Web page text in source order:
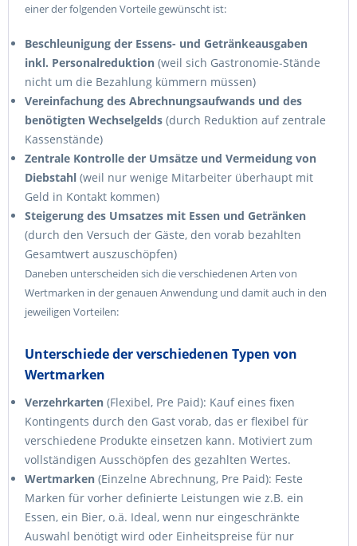
einer der folgenden Vorteile gewünscht ist:
Beschleunigung der Essens- und Getränkeausgaben
inkl. Personalreduktion (weil sich Gastronomie-Stände
nicht um die Bezahlung kümmern müssen)
Vereinfachung des Abrechnungsaufwands und des
benötigten Wechselgelds (durch Reduktion auf zentrale
Kassenstände)
Zentrale Kontrolle der Umsätze und Vermeidung von
Diebstahl (weil nur wenige Mitarbeiter überhaupt mit
Geld in Kontakt kommen)
Steigerung des Umsatzes mit Essen und Getränken
(durch den Versuch der Gäste, den vorab bezahlten
Gesamtwert auszuschöpfen)
Daneben unterscheiden sich die verschiedenen Arten von
Wertmarken in der genauen Anwendung und damit auch in den
jeweiligen Vorteilen:
Unterschiede der verschiedenen Typen von
Wertmarken
Verzehrkarten (Flexibel, Pre Paid): Kauf eines fixen
Kontingents durch den Gast vorab, das er flexibel für
verschiedene Produkte einsetzen kann. Motiviert zum
vollständigen Ausschöpfen des gezahlten Wertes.
Wertmarken (Einzelne Abrechnung, Pre Paid): Feste
Marken für vorher definierte Leistungen wie z.B. ein
Essen, ein Bier, o.ä. Ideal, wenn nur eingeschränkte
Auswahl benötigt wird oder Einheitspreise für nur